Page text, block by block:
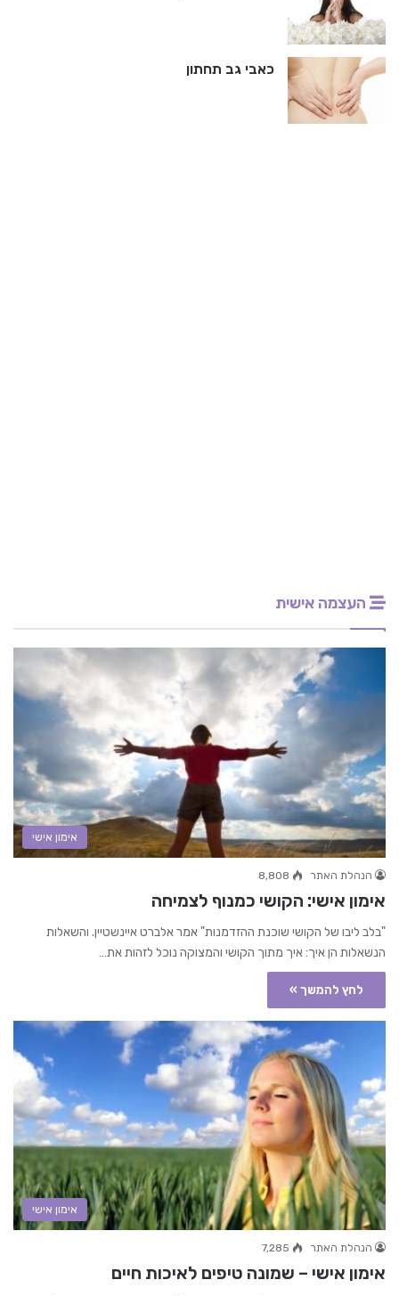
כאבי גב תחתון
העצמה אישית
אימון אישי
הנהלת האתר 8,808
אימון אישי: הקושי כמנוף לצמיחה
"בלב ליבו של הקושי שוכנת ההזדמנות" אמר אלברט איינשטיין. והשאלות
הנשאלות הן איך: איך מתוך הקושי והמצוקה נוכל לזהות את…
לחץ להמשך »
אימון אישי
הנהלת האתר 7,285
אימון אישי – שמונה טיפים לאיכות חיים